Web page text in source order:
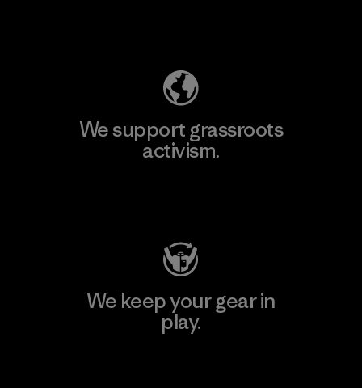
We support grassroots
activism.
We keep your gear in
play.